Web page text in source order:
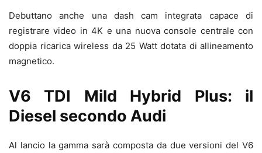
Debuttano anche una dash cam integrata capace di
registrare video in 4K e una nuova console centrale con
doppia ricarica wireless da 25 Watt dotata di allineamento
magnetico.
V6 TDI Mild Hybrid Plus: il
Diesel secondo Audi
Al lancio la gamma sarà composta da due versioni del V6